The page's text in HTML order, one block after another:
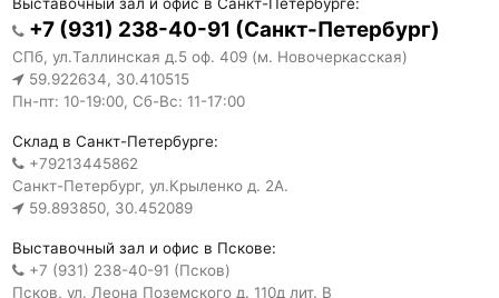
Выставочный зал и офис в Санкт-Петербурге:
+7 (931) 238-40-91 (Санкт-Петербург)
СПб, ул.Таллинская д.5 оф. 409 (м. Новочеркасская)
59.922634, 30.410515
Пн-пт: 10-19:00, Сб-Вс: 11-17:00
Склад в Санкт-Петербурге:
+79213445862
Санкт-Петербург, ул.Крыленко д. 2А.
59.893850, 30.452089
Выставочный зал и офис в Пскове:
+7 (931) 238-40-91 (Псков)
Псков, ул. Леона Поземского д. 110д лит. В